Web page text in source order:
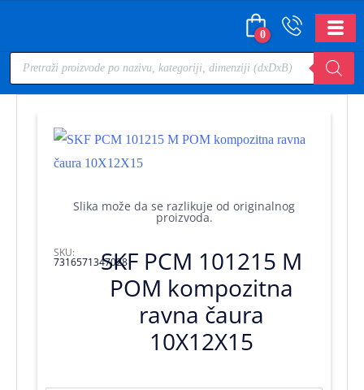
0
Slika može da se razlikuje od originalnog
proizvoda.
SKF PCM 101215 M
POM kompozitna
ravna čaura
10X12X15
SKU:
7316571347028